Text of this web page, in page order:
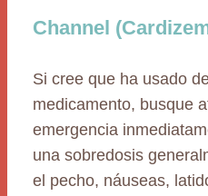
Channel
Si cree que ha usado
medicamento, busque
emergencia
una sobredosis
el pecho, náuseas,